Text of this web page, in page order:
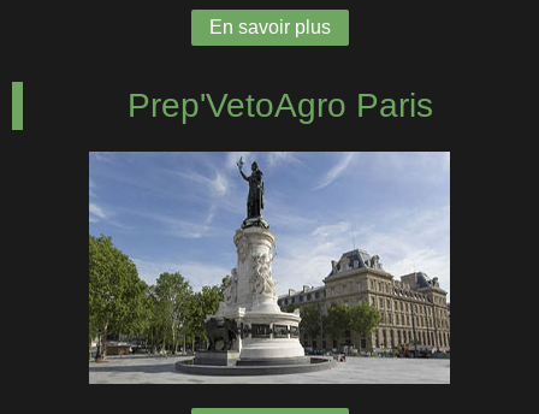
En savoir plus
Prep'VetoAgro Paris